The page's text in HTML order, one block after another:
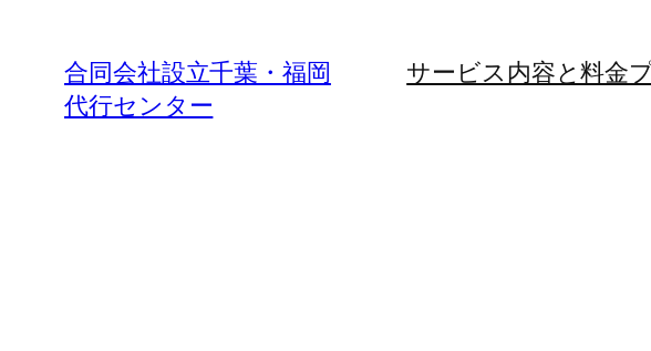
合同会社設立千葉・福岡
代行センター
サービス内容と料金